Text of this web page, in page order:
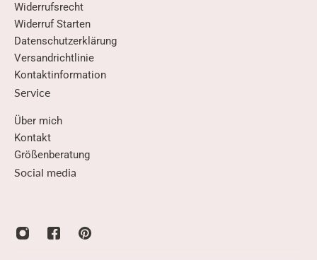
Widerrufsrecht
Widerruf Starten
Datenschutzerklärung
Versandrichtlinie
Kontaktinformation
Service
Über mich
Kontakt
Größenberatung
Social media